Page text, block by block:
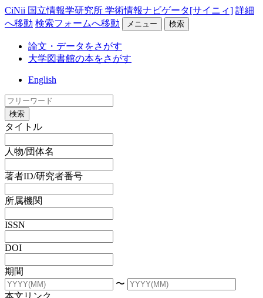
CiNii 国立情報学研究所 学術情報ナビゲータ[サイニィ] 詳細
へ移動 検索フォームへ移動 メニュー 検索
論文・データをさがす
大学図書館の本をさがす
English
検索
タイトル
人物/団体名
著者ID/研究者番号
所属機関
ISSN
DOI
期間
〜
本文リンク